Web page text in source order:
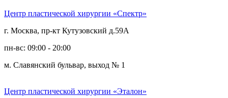
Центр пластической хирургии «Спектр»
г. Москва, пр-кт Кутузовский д.59А
пн-вс: 09:00 - 20:00
м. Славянский бульвар, выход № 1
Центр пластической хирургии «Эталон»